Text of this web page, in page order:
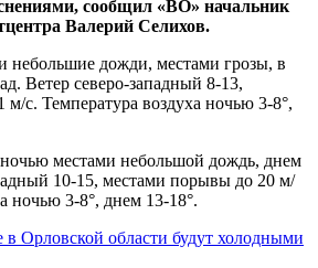
сообщил «ВО» начальник
Валерий Селихов.
небольшие дожди, местами грозы, в
Ветер северо-западный 8-13,
с. Температура воздуха ночью 3-8°,
ночью местами небольшой дождь, днем
10-15, местами порывы до 20 м/
ночью 3-8°, днем 13-18°.
Орловской области будут холодными